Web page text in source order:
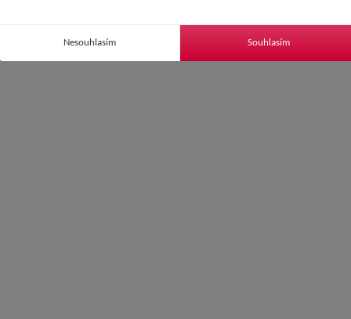
Nesouhlasím Souhlasím